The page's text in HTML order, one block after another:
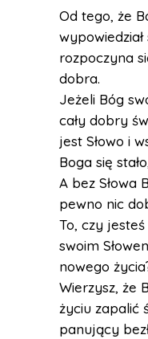
Od tego, że
wypowiedział
rozpoczyna
dobra.
Jeżeli Bóg
cały dobry
jest Słowo i
Boga się
A bez Słowa
pewno nic
To, czy
swoim
nowego
Wierzysz, że
życiu zapalić
panujący